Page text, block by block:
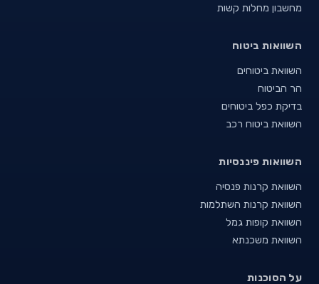
מחשבון מחלות קשות
השוואות ביטוח
השוואת ביטוחים
הר הביטוח
בדיקת כפל ביטוחים
השוואת ביטוח רכב
השוואות פיננסיות
השוואת קרנות פנסיה
השוואת קרנות השתלמות
השוואת קופות גמל
השוואת משכנתא
על הסוכנות